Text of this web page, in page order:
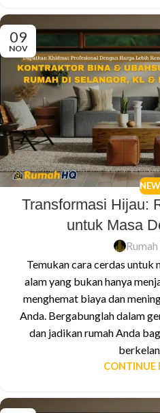
09
NOV
Transformasi Hijau:
untuk Masa
Rumah
Temukan cara cerdas untuk
alam yang bukan hanya
menghemat biaya dan
Anda. Bergabunglah dalam
dan jadikan rumah Anda
CONTINUE